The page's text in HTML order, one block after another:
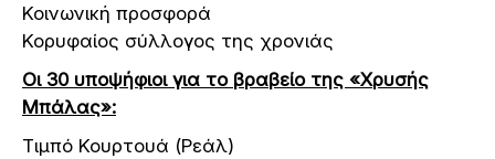
Κοινωνική προσφορά
Κορυφαίος σύλλογος της χρονιάς
Οι 30 υποψήφιοι για το βραβείο της «Χρυσής
Μπάλας»:
Τιμπό Κουρτουά (Ρεάλ)